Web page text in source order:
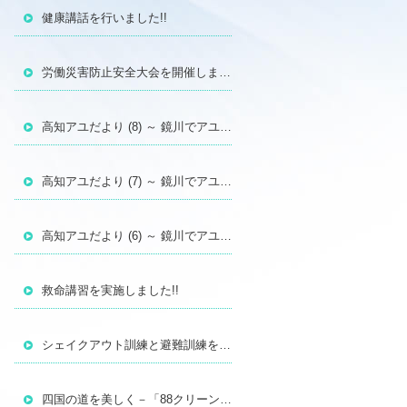
健康講話を行いました!!
労働災害防止安全大会を開催しました！
高知アユだより (8) ～ 鏡川でアユの遡上調査を行いました（2026年3月14日）
高知アユだより (7) ～ 鏡川でアユの遡上調査を行いました（2026年2月28日）
高知アユだより (6) ～ 鏡川でアユの遡上調査を行いました（2026年2月14日）
救命講習を実施しました!!
シェイクアウト訓練と避難訓練を行いました!!
四国の道を美しく－「88クリーンウォーク四国」に参加しました!!